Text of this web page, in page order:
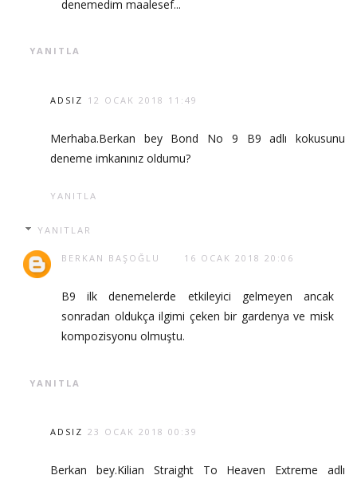
denemedim maalesef...
YANITLA
ADSIZ 12 OCAK 2018 11:49
Merhaba.Berkan bey Bond No 9 B9 adlı kokusunu
deneme imkanınız oldumu?
YANITLA
YANITLAR
BERKAN BAŞOĞLU 16 OCAK 2018 20:06
B9 ilk denemelerde etkileyici gelmeyen ancak
sonradan oldukça ilgimi çeken bir gardenya ve misk
kompozisyonu olmuştu.
YANITLA
ADSIZ 23 OCAK 2018 00:39
Berkan bey.Kilian Straight To Heaven Extreme adlı